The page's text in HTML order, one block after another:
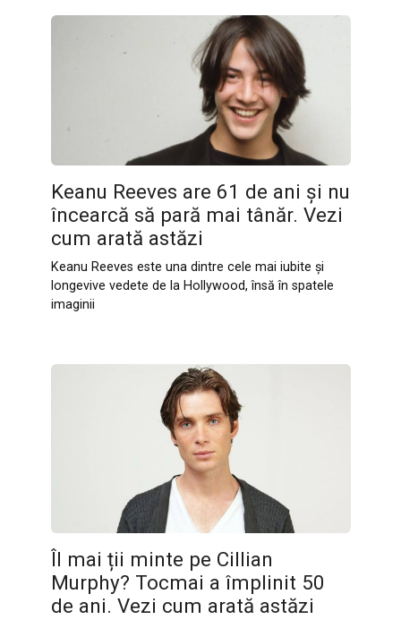
Keanu Reeves are 61 de ani și nu
încearcă să pară mai tânăr. Vezi
cum arată astăzi
Keanu Reeves este una dintre cele mai iubite și
longevive vedete de la Hollywood, însă în spatele
imaginii
Îl mai ții minte pe Cillian
Murphy? Tocmai a împlinit 50
de ani. Vezi cum arată astăzi